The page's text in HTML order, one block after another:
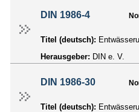
DIN 1986-4
Titel (deutsch):
Herausgeber: DIN e. V.
DIN 1986-30
Titel (deutsch):